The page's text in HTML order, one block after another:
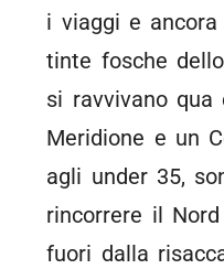
i viaggi e
tinte fosche
si ravvivano qua
Meridione e un
agli under 35,
rincorrere il
fuori dalla